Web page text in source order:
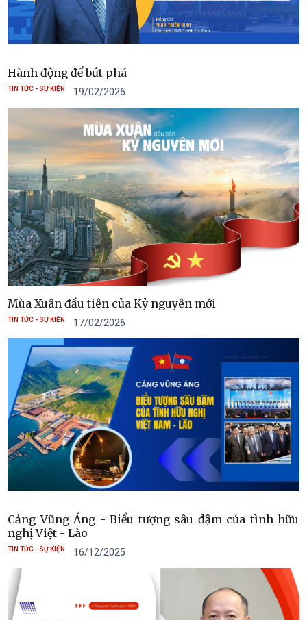
Hành động để bứt phá
TIN TỨC - SỰ KIỆN 19/02/2026
Mùa Xuân đầu tiên của Kỷ nguyên mới
TIN TỨC - SỰ KIỆN 17/02/2026
Cảng Vũng Áng - Biểu tượng sâu đậm của tình hữu
nghị Việt - Lào
TIN TỨC - SỰ KIỆN 16/12/2025